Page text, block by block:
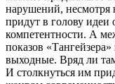
нарушений, несмотря
придут в голову
компетентности. А
показов
выходные. Вряд ли
И столкнуться им